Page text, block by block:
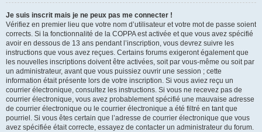
Je suis inscrit mais je ne peux pas me connecter !
Vérifiez en premier lieu que votre nom d’utilisateur et votre mot de passe soient
corrects. Si la fonctionnalité de la COPPA est activée et que vous avez spécifié
avoir en dessous de 13 ans pendant l’inscription, vous devrez suivre les
instructions que vous avez reçues. Certains forums exigeront également que
les nouvelles inscriptions doivent être activées, soit par vous-même ou soit par
un administrateur, avant que vous puissiez ouvrir une session ; cette
information était présente lors de votre inscription. Si vous aviez reçu un
courrier électronique, consultez les instructions. Si vous ne recevez pas de
courrier électronique, vous avez probablement spécifié une mauvaise adresse
de courrier électronique ou le courrier électronique a été filtré en tant que
pourriel. Si vous êtes certain que l’adresse de courrier électronique que vous
avez spécifiée était correcte, essayez de contacter un administrateur du forum.